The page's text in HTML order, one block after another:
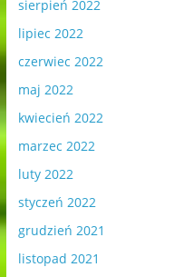
sierpień 2022
lipiec 2022
czerwiec 2022
maj 2022
kwiecień 2022
marzec 2022
luty 2022
styczeń 2022
grudzień 2021
listopad 2021